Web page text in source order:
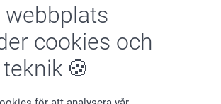
webbplats
cookies och
din handduk!